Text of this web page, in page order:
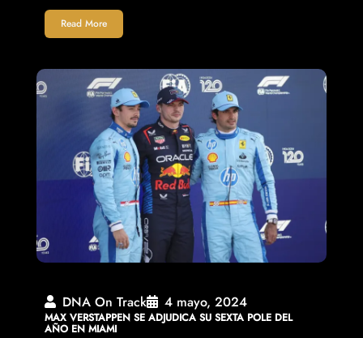
Read More
DNA On Track 4 mayo, 2024
MAX VERSTAPPEN SE ADJUDICA SU SEXTA POLE DEL
AÑO EN MIAMI